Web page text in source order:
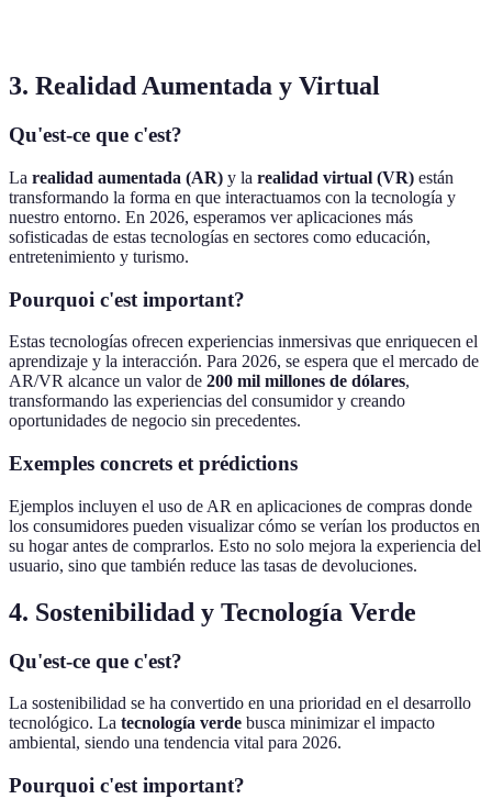
3. Realidad Aumentada y Virtual
Qu'est-ce que c'est?
La realidad aumentada (AR) y la realidad virtual (VR) están
transformando la forma en que interactuamos con la tecnología y
nuestro entorno. En 2026, esperamos ver aplicaciones más
sofisticadas de estas tecnologías en sectores como educación,
entretenimiento y turismo.
Pourquoi c'est important?
Estas tecnologías ofrecen experiencias inmersivas que enriquecen el
aprendizaje y la interacción. Para 2026, se espera que el mercado de
AR/VR alcance un valor de 200 mil millones de dólares,
transformando las experiencias del consumidor y creando
oportunidades de negocio sin precedentes.
Exemples concrets et prédictions
Ejemplos incluyen el uso de AR en aplicaciones de compras donde
los consumidores pueden visualizar cómo se verían los productos en
su hogar antes de comprarlos. Esto no solo mejora la experiencia del
usuario, sino que también reduce las tasas de devoluciones.
4. Sostenibilidad y Tecnología Verde
Qu'est-ce que c'est?
La sostenibilidad se ha convertido en una prioridad en el desarrollo
tecnológico. La tecnología verde busca minimizar el impacto
ambiental, siendo una tendencia vital para 2026.
Pourquoi c'est important?